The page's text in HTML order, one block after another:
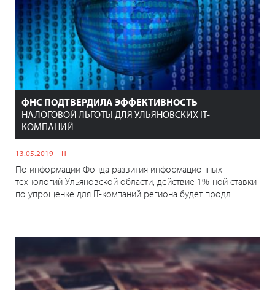
ФНС ПОДТВЕРДИЛА ЭФФЕКТИВНОСТЬ
НАЛОГОВОЙ ЛЬГОТЫ ДЛЯ УЛЬЯНОВСКИХ IT-
КОМПАНИЙ
13.05.2019 IT
По информации Фонда развития информационных
технологий Ульяновской области, действие 1%-ной ставки
по упрощенке для IT-компаний региона будет продл...